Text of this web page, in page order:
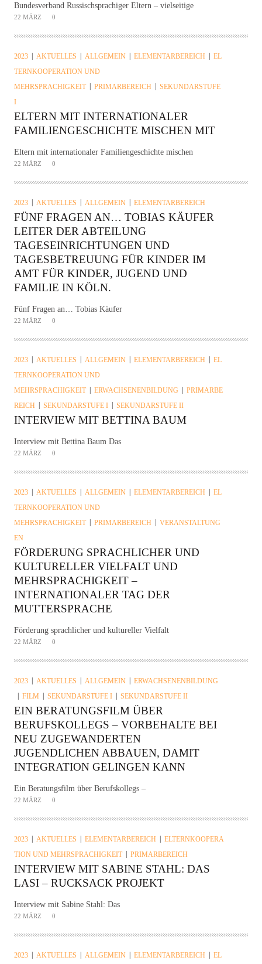
Bundesverband Russischsprachiger Eltern – vielseitige
22 MÄRZ 0
2023 AKTUELLES ALLGEMEIN ELEMENTARBEREICH
EL
TERNKOOPERATION UND
MEHRSPRACHIGKEIT
PRIMARBEREICH
SEKUNDARSTUFE
I
ELTERN MIT INTERNATIONALER
FAMILIENGESCHICHTE MISCHEN MIT
Eltern mit internationaler Familiengeschichte mischen
22 MÄRZ 0
2023 AKTUELLES ALLGEMEIN ELEMENTARBEREICH
FÜNF FRAGEN AN… TOBIAS KÄUFER
LEITER DER ABTEILUNG
TAGESEINRICHTUNGEN UND
TAGESBETREUUNG FÜR KINDER IM
AMT FÜR KINDER, JUGEND UND
FAMILIE IN KÖLN.
Fünf Fragen an… Tobias Käufer
22 MÄRZ 0
2023 AKTUELLES ALLGEMEIN ELEMENTARBEREICH
EL
TERNKOOPERATION UND
MEHRSPRACHIGKEIT
ERWACHSENENBILDUNG
PRIMARBE
REICH
SEKUNDARSTUFE I SEKUNDARSTUFE II
INTERVIEW MIT BETTINA BAUM
Interview mit Bettina Baum Das
22 MÄRZ 0
2023 AKTUELLES ALLGEMEIN ELEMENTARBEREICH
EL
TERNKOOPERATION UND
MEHRSPRACHIGKEIT
PRIMARBEREICH
VERANSTALTUNG
EN
FÖRDERUNG SPRACHLICHER UND
KULTURELLER VIELFALT UND
MEHRSPRACHIGKEIT –
INTERNATIONALER TAG DER
MUTTERSPRACHE
Förderung sprachlicher und kultureller Vielfalt
22 MÄRZ 0
2023 AKTUELLES ALLGEMEIN
ERWACHSENENBILDUNG
FILM
SEKUNDARSTUFE I SEKUNDARSTUFE II
EIN BERATUNGSFILM ÜBER
BERUFSKOLLEGS – VORBEHALTE BEI
NEU ZUGEWANDERTEN
JUGENDLICHEN ABBAUEN, DAMIT
INTEGRATION GELINGEN KANN
Ein Beratungsfilm über Berufskollegs –
22 MÄRZ 0
2023 AKTUELLES ELEMENTARBEREICH
ELTERNKOOPERA
TION UND MEHRSPRACHIGKEIT
PRIMARBEREICH
INTERVIEW MIT SABINE STAHL: DAS
LASI – RUCKSACK PROJEKT
Interview mit Sabine Stahl: Das
22 MÄRZ 0
2023 AKTUELLES ALLGEMEIN ELEMENTARBEREICH EL